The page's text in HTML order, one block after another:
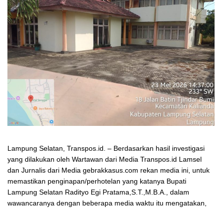
Lampung Selatan, Transpos.id. – Berdasarkan hasil investigasi
yang dilakukan oleh Wartawan dari Media Transpos.id Lamsel
dan Jurnalis dari Media gebrakkasus.com rekan media ini, untuk
memastikan penginapan/perhotelan yang katanya Bupati
Lampung Selatan Radityo Egi Pratama,S.T.,M.B.A., dalam
wawancaranya dengan beberapa media waktu itu mengatakan,